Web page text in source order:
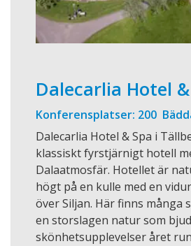
Dalecarlia Hotel
Konferensplatser: 200
Dalecarlia Hotel & Spa i
klassiskt fyrstjärnigt hotell
Dalaatmosfär. Hotellet är
högt på en kulle med en
över Siljan. Här finns många
en storslagen natur som
skönhetsupplevelser året